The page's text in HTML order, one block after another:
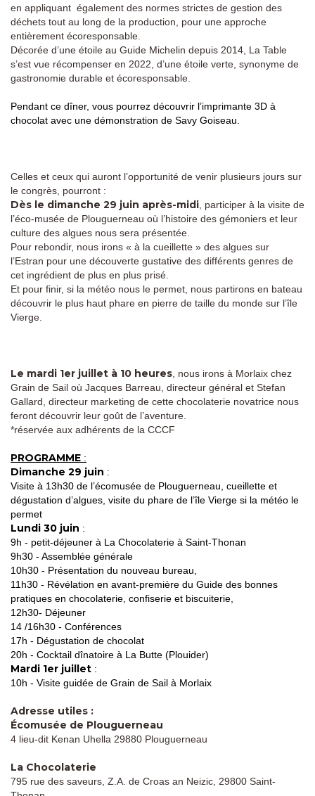
en appliquant également des normes strictes de gestion des
déchets tout au long de la production, pour une approche
entièrement écoresponsable.
Décorée d’une étoile au Guide Michelin depuis 2014, La Table
s’est vue récompenser en 2022, d’une étoile verte, synonyme de
gastronomie durable et écoresponsable.
Pendant ce dîner, vous pourrez découvrir l’imprimante 3D à
chocolat avec une démonstration de Savy Goiseau.
Celles et ceux qui auront l’opportunité de venir plusieurs jours sur
le congrès, pourront :
Dès le dimanche 29 juin après-midi , participer à la visite de
l’éco-musée de Plouguerneau où l’histoire des gémoniers et leur
culture des algues nous sera présentée.
Pour rebondir, nous irons « à la cueillette » des algues sur
l’Estran pour une découverte gustative des différents genres de
cet ingrédient de plus en plus prisé.
Et pour finir, si la météo nous le permet, nous partirons en bateau
découvrir le plus haut phare en pierre de taille du monde sur l’île
Vierge.
Le mardi 1er juillet à 10 heures , nous irons à Morlaix chez
Grain de Sail où Jacques Barreau, directeur général et Stefan
Gallard, directeur marketing de cette chocolaterie novatrice nous
feront découvrir leur goût de l’aventure.
*réservée aux adhérents de la CCCF
PROGRAMME :
Dimanche 29 juin :
Visite à 13h30 de l’écomusée de Plouguerneau, cueillette et
dégustation d’algues, visite du phare de l’île Vierge si la météo le
permet
Lundi 30 juin :
9h - petit-déjeuner à La Chocolaterie à Saint-Thonan
9h30 - Assemblée générale
10h30 - Présentation du nouveau bureau,
11h30 - Révélation en avant-première du Guide des bonnes
pratiques en chocolaterie, confiserie et biscuiterie,
12h30- Déjeuner
14 /16h30 - Conférences
17h - Dégustation de chocolat
20h - Cocktail dînatoire à La Butte (Plouider)
Mardi 1er juillet :
10h - Visite guidée de Grain de Sail à Morlaix
Adresse utiles :
Écomusée de Plouguerneau
4 lieu-dit Kenan Uhella 29880 Plouguerneau
La Chocolaterie
795 rue des saveurs, Z.A. de Croas an Neizic, 29800 Saint-